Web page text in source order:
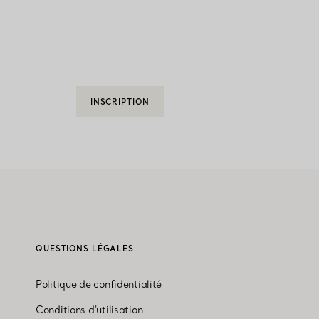
INSCRIPTION
QUESTIONS LÉGALES
Politique de confidentialité
Conditions d'utilisation